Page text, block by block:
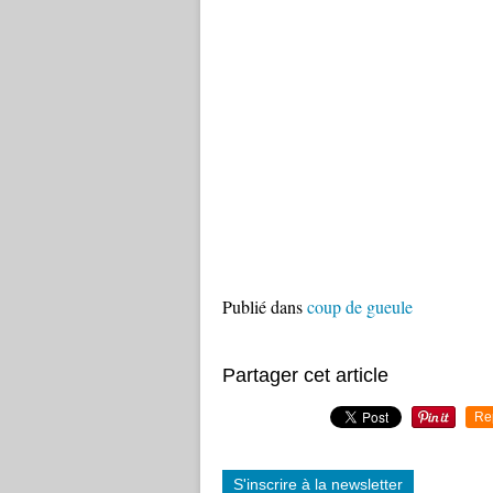
Publié danscoup de gueule
Partager cet article
S'inscrire à la newsletter